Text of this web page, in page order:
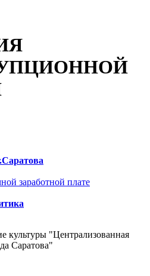
заработной плате
культуры "Централизованная
Саратова"